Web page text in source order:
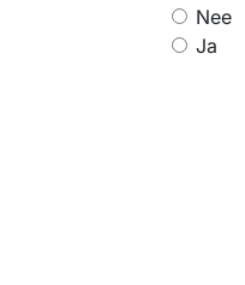
Nee
Ja